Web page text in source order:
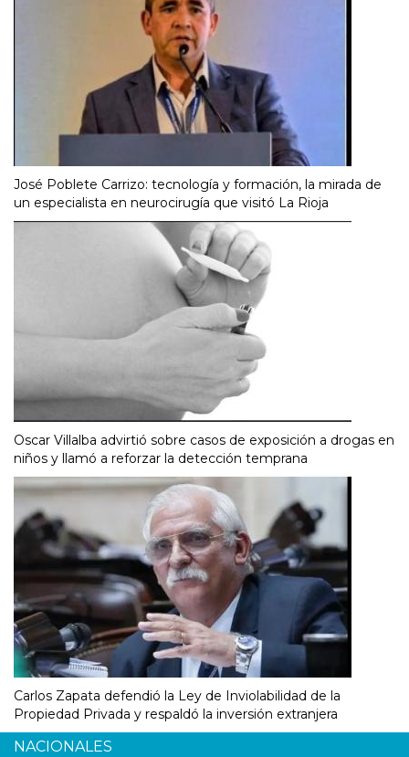
José Poblete Carrizo: tecnología y formación, la mirada de
un especialista en neurocirugía que visitó La Rioja
Oscar Villalba advirtió sobre casos de exposición a drogas en
niños y llamó a reforzar la detección temprana
Carlos Zapata defendió la Ley de Inviolabilidad de la
Propiedad Privada y respaldó la inversión extranjera
NACIONALES